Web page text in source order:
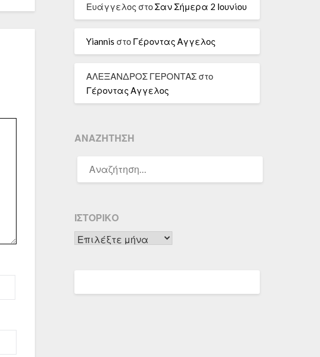
Ευάγγελος στοΣαν Σήμερα 2 Ιουνίου
Yiannis στο Γέροντας Αγγελος
ΑΛΕΞΑΝΔΡΟΣ ΓΕΡΟΝΤΑΣστο
Γέροντας Αγγελος
ΑΝΑΖΉΤΗΣΗ
ΓΙΑ:
ΙΣΤΟΡΙΚΌ
Ιστορικό